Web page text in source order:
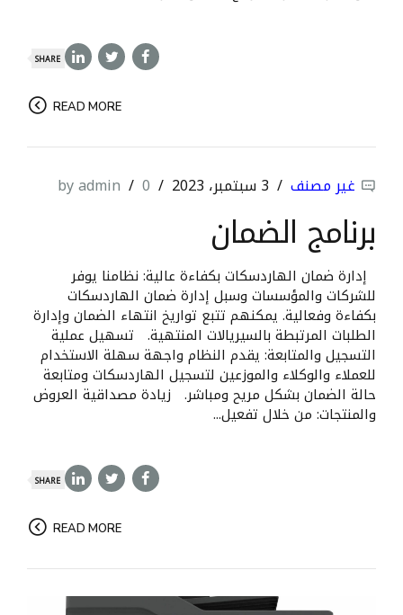
SHARE
READ MORE
غير مصنف 3 سبتمبر، 2023 by admin 0
برنامج الضمان
إدارة ضمان الهاردسكات بكفاءة عالية: نظامنا يوفر
للشركات والمؤسسات وسبل إدارة ضمان الهاردسكات
بكفاءة وفعالية. يمكنهم تتبع تواريخ انتهاء الضمان وإدارة
الطلبات المرتبطة بالسيريالات المنتهية. تسهيل عملية
التسجيل والمتابعة: يقدم النظام واجهة سهلة الاستخدام
للعملاء والوكلاء والموزعين لتسجيل الهاردسكات ومتابعة
حالة الضمان بشكل مريح ومباشر. زيادة مصداقية العروض
والمنتجات: من خلال تفعيل...
SHARE
READ MORE